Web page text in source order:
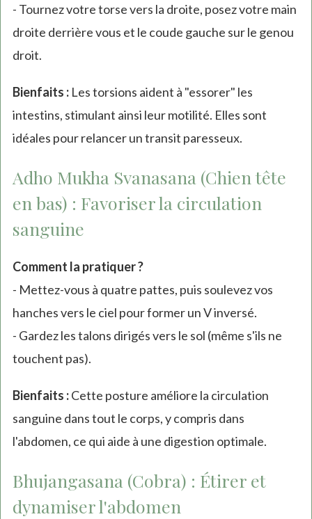
- Tournez votre torse vers la droite, posez votre main
droite derrière vous et le coude gauche sur le genou
droit.
Bienfaits :Les torsions aident à "essorer" les
intestins, stimulant ainsi leur motilité. Elles sont
idéales pour relancer un transit paresseux.
Adho Mukha Svanasana (Chien tête
en bas) : Favoriser la circulation
sanguine
Comment la pratiquer ?
- Mettez-vous à quatre pattes, puis soulevez vos
hanches vers le ciel pour former un V inversé.
- Gardez les talons dirigés vers le sol (même s'ils ne
touchent pas).
Bienfaits :Cette posture améliore la circulation
sanguine dans tout le corps, y compris dans
l'abdomen, ce qui aide à une digestion optimale.
Bhujangasana (Cobra) : Étirer et
dynamiser l'abdomen